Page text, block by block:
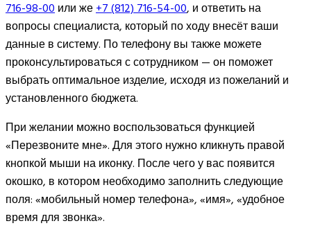
716-98-00или же+7 (812) 716-54-00, и ответить на
вопросы специалиста, который по ходу внесёт ваши
данные в систему. По телефону вы также можете
проконсультироваться с сотрудником — он поможет
выбрать оптимальное изделие, исходя из пожеланий и
установленного бюджета.
При желании можно воспользоваться функцией
«Перезвоните мне». Для этого нужно кликнуть правой
кнопкой мыши на иконку. После чего у вас появится
окошко, в котором необходимо заполнить следующие
поля: «мобильный номер телефона», «имя», «удобное
время для звонка».